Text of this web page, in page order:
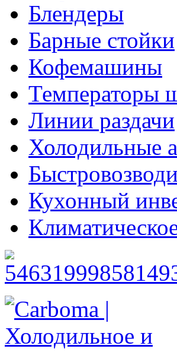
Блендеры
Барные стойки
Кофемашины
Температоры
Линии раздачи
Холодильные
Кухонный